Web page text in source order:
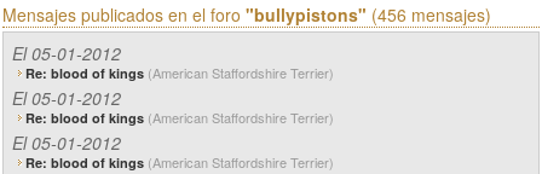
Mensajes publicados en el foro "bullypistons" (456 mensajes)
El 05-01-2012
Re: blood of kings (American Staffordshire Terrier)
El 05-01-2012
Re: blood of kings (American Staffordshire Terrier)
El 05-01-2012
Re: blood of kings (American Staffordshire Terrier)